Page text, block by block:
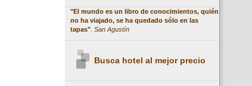
"El mundo es un libro de conocimientos, quién
no ha viajado, se ha quedado sólo en las
tapas". San Agustín
Busca hotel al mejor precio